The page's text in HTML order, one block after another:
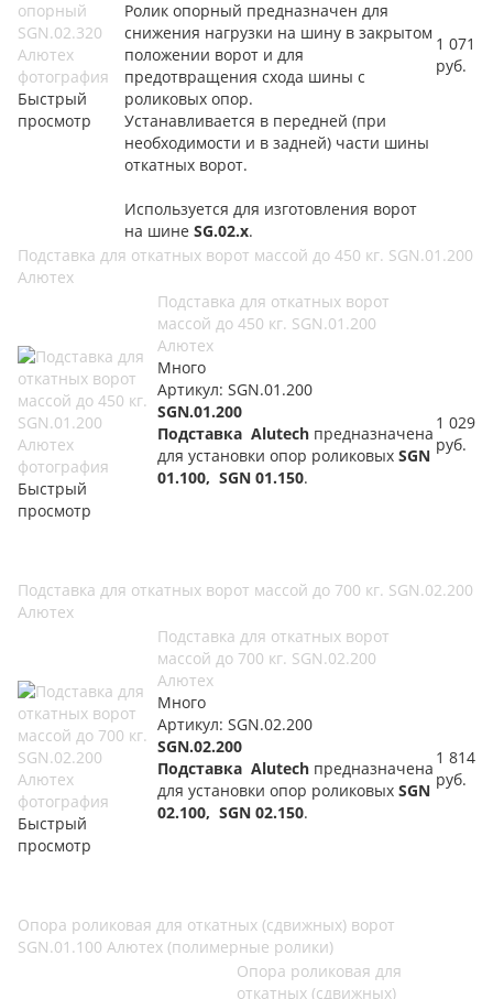
Быстрый
просмотр
Ролик опорный предназначен для
снижения нагрузки на шину в закрытом
положении ворот и для
предотвращения схода шины с
роликовых опор.
Устанавливается в передней (при
необходимости и в задней) части шины
откатных ворот.
Используется для изготовления ворот
на шине SG.02.x.
1 071
руб.
Подставка для откатных ворот массой до 450 кг. SGN.01.200
Алютех
Быстрый
просмотр
Подставка для откатных ворот
массой до 450 кг. SGN.01.200
Алютех
Много
Артикул: SGN.01.200
SGN.01.200
Подставка Alutech предназначена
для установки опор роликовых SGN
01.100, SGN 01.150.
1 029
руб.
Подставка для откатных ворот массой до 700 кг. SGN.02.200
Алютех
Быстрый
просмотр
Подставка для откатных ворот
массой до 700 кг. SGN.02.200
Алютех
Много
Артикул: SGN.02.200
SGN.02.200
Подставка Alutech предназначена
для установки опор роликовых SGN
02.100, SGN 02.150.
1 814
руб.
Опора роликовая для откатных (сдвижных) ворот
SGN.01.100 Алютех (полимерные ролики)
Опора роликовая для
откатных (сдвижных)